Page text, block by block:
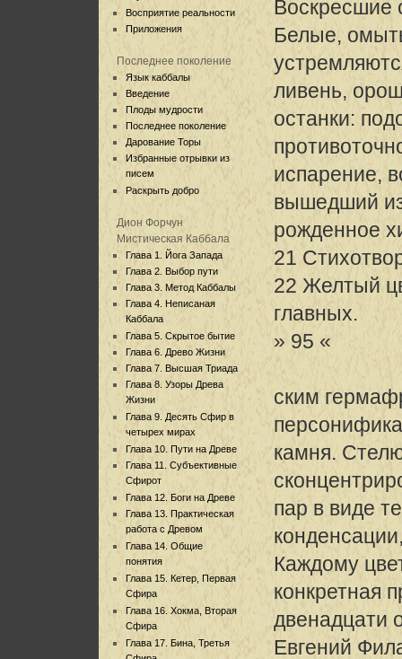
Восприятие реальности
Приложения
Последнее поколение
Язык каббалы
Введение
Плоды мудрости
Последнее поколение
Дарование Торы
Избранные отрывки из
писем
Раскрыть добро
Дион Форчун
Мистическая Каббала
Глава 1. Йога Запада
Глава 2. Выбор пути
Глава 3. Метод Каббалы
Глава 4. Неписаная
Каббала
Глава 5. Скрытое бытие
Глава 6. Древо Жизни
Глава 7. Высшая Триада
Глава 8. Узоры Древа
Жизни
Глава 9. Десять Сфир в
четырех мирах
Глава 10. Пути на Древе
Глава 11. Субъективные
Сфирот
Глава 12. Боги на Древе
Глава 13. Практическая
работа с Древом
Глава 14. Общие
понятия
Глава 15. Кетер, Первая
Сфира
Глава 16. Хокма, Вторая
Сфира
Глава 17. Бина, Третья
Воскресшие
Белые,
ливень,
останки:
испарение,
вышедший
рожденное
21
22 Желтый
главных.
» 95 «
ским
камня.
пар в виде
Каждому
конкретная
двенадцати
Евгений